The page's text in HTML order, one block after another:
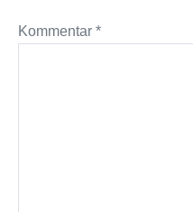
Kommentar *